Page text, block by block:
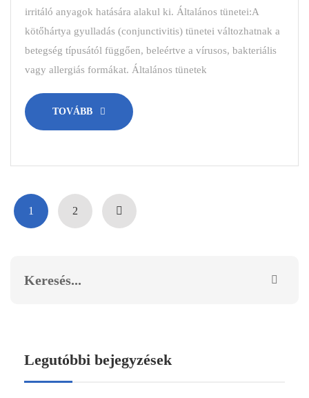
Legutóbbi bejegyzések
irritáló anyagok hatására alakul ki. Általános tünetei:A
kötőhártya gyulladás (conjunctivitis) tünetei változhatnak a
betegség típusától függően, beleértve a vírusos, bakteriális
vagy allergiás formákat. Általános tünetek
TOVÁBB
1 2